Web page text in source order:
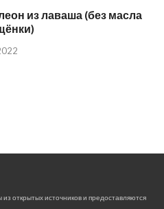
из лаваша (без масла
открытых источников и предоставляются